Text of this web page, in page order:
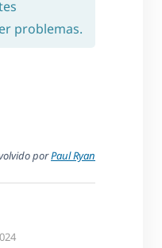
problemas.
porPaul Ryan